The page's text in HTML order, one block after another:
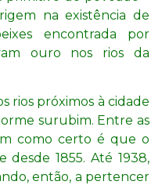
na existência de
encontrada por
ouro nos rios da
rios próximos à cidade
surubim. Entre as
como certo é que o
desde 1855. Até 1938,
então, a pertencer